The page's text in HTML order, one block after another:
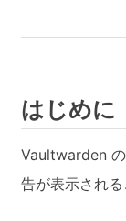
はじめに
Vaultwarden
告が表示される